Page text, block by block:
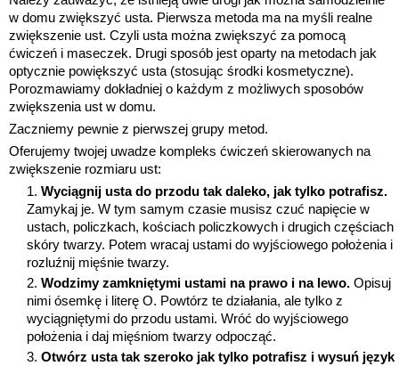
w domu zwiększyć usta. Pierwsza metoda ma na myśli realne
zwiększenie ust. Czyli usta można zwiększyć za pomocą
ćwiczeń i maseczek. Drugi sposób jest oparty na metodach jak
optycznie powiększyć usta (stosując środki kosmetyczne).
Porozmawiamy dokładniej o każdym z możliwych sposobów
zwiększenia ust w domu.
Zaczniemy pewnie z pierwszej grupy metod.
Oferujemy twojej uwadze kompleks ćwiczeń skierowanych na
zwiększenie rozmiaru ust:
Wyciągnij usta do przodu tak daleko, jak tylko potrafisz.
Zamykaj je. W tym samym czasie musisz czuć napięcie w
ustach, policzkach, kościach policzkowych i drugich częściach
skóry twarzy. Potem wracaj ustami do wyjściowego położenia i
rozluźnij mięśnie twarzy.
Wodzimy zamkniętymi ustami na prawo i na lewo. Opisuj
nimi ósemkę i literę О. Powtórz te działania, ale tylko z
wyciągniętymi do przodu ustami. Wróć do wyjściowego
położenia i daj mięśniom twarzy odpocząć.
Otwórz usta tak szeroko jak tylko potrafisz i wysuń język